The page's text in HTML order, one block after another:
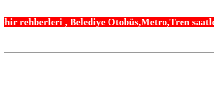
, Belediye Otobüs,Metro,Tren saatleri